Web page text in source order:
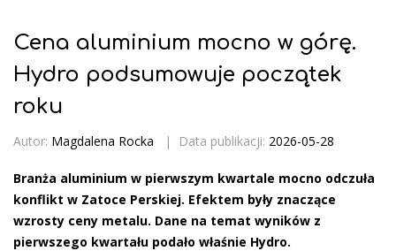
Cena aluminium mocno w górę.
Hydro podsumowuje początek
roku
Autor: Magdalena Rocka | Data publikacji: 2026-05-28
Branża aluminium w pierwszym kwartale mocno odczuła
konflikt w Zatoce Perskiej. Efektem były znaczące
wzrosty ceny metalu. Dane na temat wyników z
pierwszego kwartału podało właśnie Hydro.